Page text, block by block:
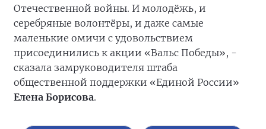
Отечественной войны. И молодёжь, и
серебряные волонтёры, и даже самые
маленькие омичи с удовольствием
присоединились к акции «Вальс Победы», -
сказала замруководителя штаба
общественной поддержки «Единой России»
Елена Борисова.